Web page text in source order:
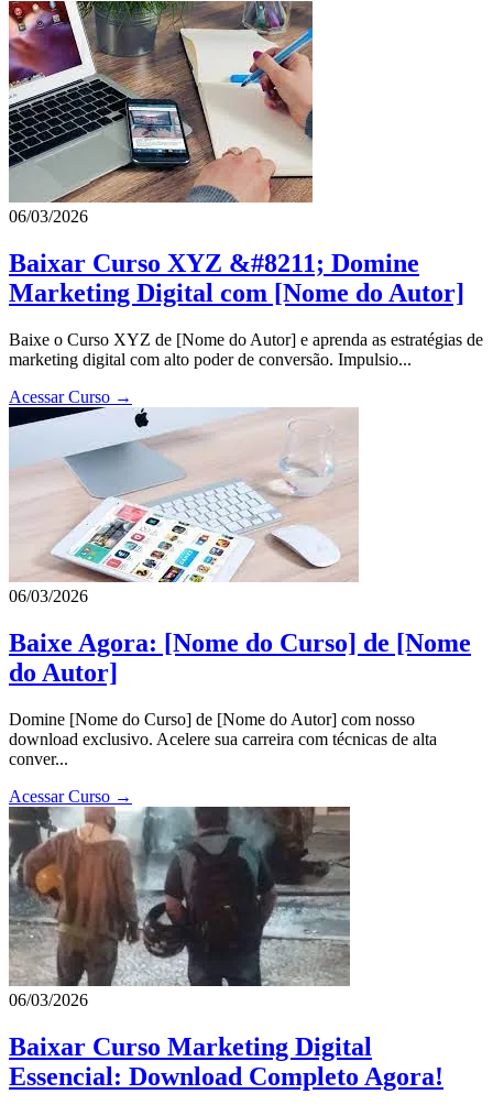
06/03/2026
Baixar Curso XYZ &#8211; Domine
Marketing Digital com [Nome do Autor]
Baixe o Curso XYZ de [Nome do Autor] e aprenda as estratégias de
marketing digital com alto poder de conversão. Impulsio...
Acessar Curso →
06/03/2026
Baixe Agora: [Nome do Curso] de [Nome
do Autor]
Domine [Nome do Curso] de [Nome do Autor] com nosso
download exclusivo. Acelere sua carreira com técnicas de alta
conver...
Acessar Curso →
06/03/2026
Baixar Curso Marketing Digital
Essencial: Download Completo Agora!